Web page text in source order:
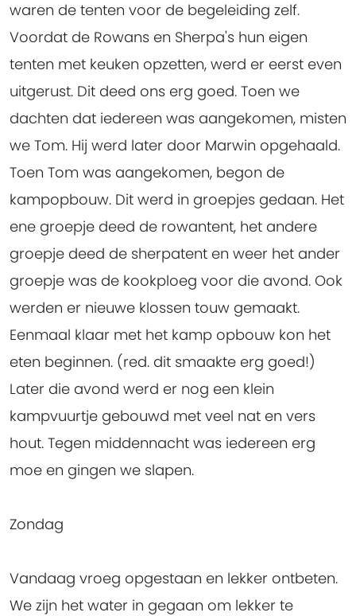
waren de tenten voor de begeleiding zelf.
Voordat de Rowans en Sherpa's hun eigen
tenten met keuken opzetten, werd er eerst even
uitgerust. Dit deed ons erg goed. Toen we
dachten dat iedereen was aangekomen, misten
we Tom. Hij werd later door Marwin opgehaald.
Toen Tom was aangekomen, begon de
kampopbouw. Dit werd in groepjes gedaan. Het
ene groepje deed de rowantent, het andere
groepje deed de sherpatent en weer het ander
groepje was de kookploeg voor die avond. Ook
werden er nieuwe klossen touw gemaakt.
Eenmaal klaar met het kamp opbouw kon het
eten beginnen. (red. dit smaakte erg goed!)
Later die avond werd er nog een klein
kampvuurtje gebouwd met veel nat en vers
hout. Tegen middennacht was iedereen erg
moe en gingen we slapen.
Zondag
Vandaag vroeg opgestaan en lekker ontbeten.
We zijn het water in gegaan om lekker te